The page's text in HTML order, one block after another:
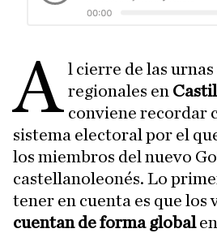
A l cierre de las
regionales en
conviene recordar
sistema electoral por el
los miembros del nuevo
castellanoleonés. Lo
tener en cuenta es que los
cuentan de forma global